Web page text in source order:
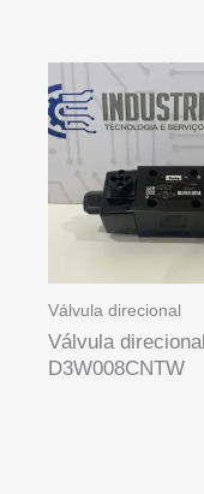
Válvula direcional
Válvula direcional
D3W008CNTW